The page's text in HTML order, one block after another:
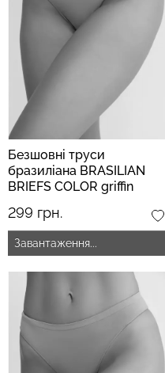
Безшовні труси
бразиліана BRASILIAN
BRIEFS COLOR griffin
299 грн.
Завантаження...
Безшовні стрінги STRING
BRIEFS (чорний) Giulia
179 грн.